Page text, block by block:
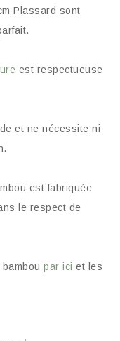
Plassard sont
est respectueuse
et ne nécessite ni
est fabriquée
le respect de
par ici et les